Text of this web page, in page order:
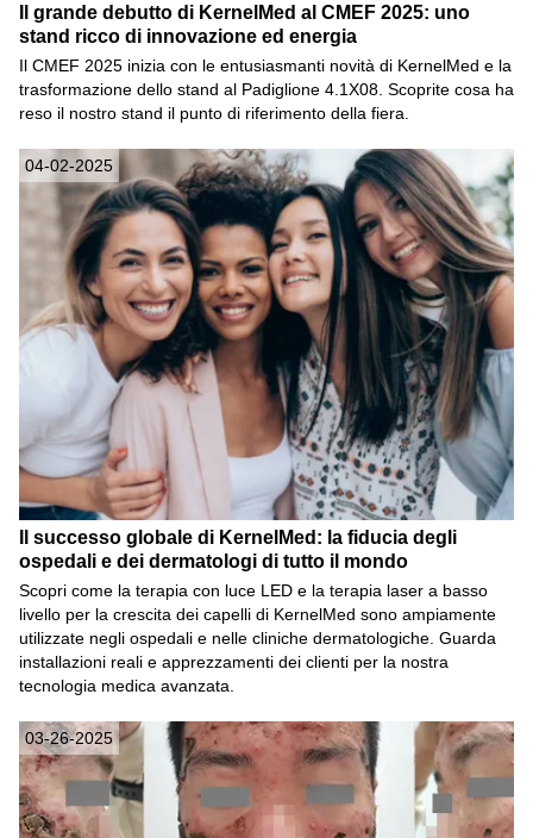
Il grande debutto di KernelMed al CMEF 2025: uno
stand ricco di innovazione ed energia
Il CMEF 2025 inizia con le entusiasmanti novità di KernelMed e la
trasformazione dello stand al Padiglione 4.1X08. Scoprite cosa ha
reso il nostro stand il punto di riferimento della fiera.
04-02-2025
Il successo globale di KernelMed: la fiducia degli
ospedali e dei dermatologi di tutto il mondo
Scopri come la terapia con luce LED e la terapia laser a basso
livello per la crescita dei capelli di KernelMed sono ampiamente
utilizzate negli ospedali e nelle cliniche dermatologiche. Guarda
installazioni reali e apprezzamenti dei clienti per la nostra
tecnologia medica avanzata.
03-26-2025